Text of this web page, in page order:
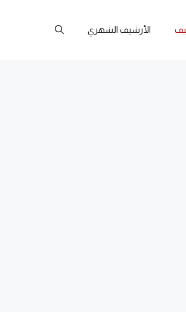
الأرشيف الشهري